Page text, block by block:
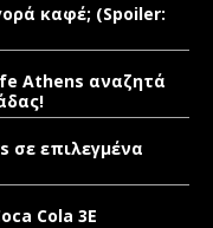
καφέ; (Spoiler:
Athens αναζητά
σε επιλεγμένα
Cola 3E